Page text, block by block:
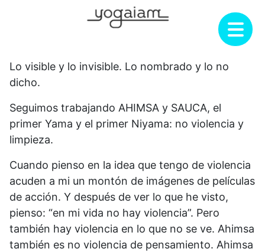
Lo visible y lo invisible. Lo nombrado y lo no
dicho.
Seguimos trabajando AHIMSA y SAUCA, el
primer Yama y el primer Niyama: no violencia y
limpieza.
Cuando pienso en la idea que tengo de violencia
acuden a mi un montón de imágenes de películas
de acción. Y después de ver lo que he visto,
pienso: “en mi vida no hay violencia”. Pero
también hay violencia en lo que no se ve. Ahimsa
también es no violencia de pensamiento. Ahimsa